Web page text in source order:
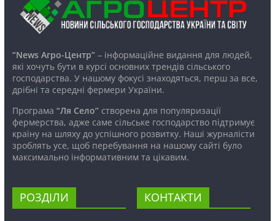
“News Агро-Центр”– інформаційне видання для людей,
які хочуть бути в курсі основних трендів сільського
господарства. У нашому фокусі знаходяться, перш за все,
дрібні та середні фермери України.
Програма “Ля Село”створена для популяризації
фермерства, адже саме сільське господарство підтримує
країну на шляху до успішного розвитку. Наші журналісти
зроблять усе, щоб перебування на нашому сайті було
максимально інформативним та цікавим.
РОЗДІЛИ КОНТАКТИ